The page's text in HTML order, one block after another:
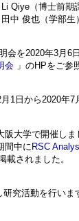
Li Qiye（博士前期
田中 俊也（学部生）
を2020年3月6
会 」のHPをご参
1日から2020年7
阪大学で開催し
間中にRSC
載されました。
究活動を行いま